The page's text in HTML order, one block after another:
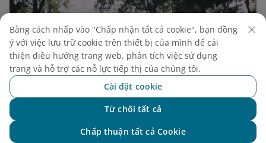
Bằng cách nhấp vào "Chấp nhận tất cả cookie", bạn đồng
ý với việc lưu trữ cookie trên thiết bị của mình để cải
thiện điều hướng trang web, phân tích việc sử dụng
trang và hỗ trợ các nỗ lực tiếp thị của chúng tôi.
Cài đặt cookie
Từ chối tất cả
Chấp thuận tất cả Cookie